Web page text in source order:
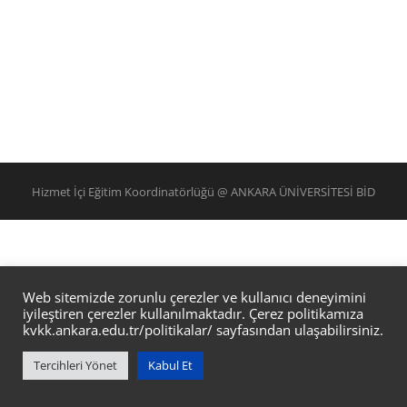
Hizmet İçi Eğitim Koordinatörlüğü @ ANKARA ÜNİVERSİTESİ BİD
Web sitemizde zorunlu çerezler ve kullanıcı deneyimini
iyileştiren çerezler kullanılmaktadır. Çerez politikamıza
kvkk.ankara.edu.tr/politikalar/ sayfasından ulaşabilirsiniz.
Tercihleri Yönet Kabul Et